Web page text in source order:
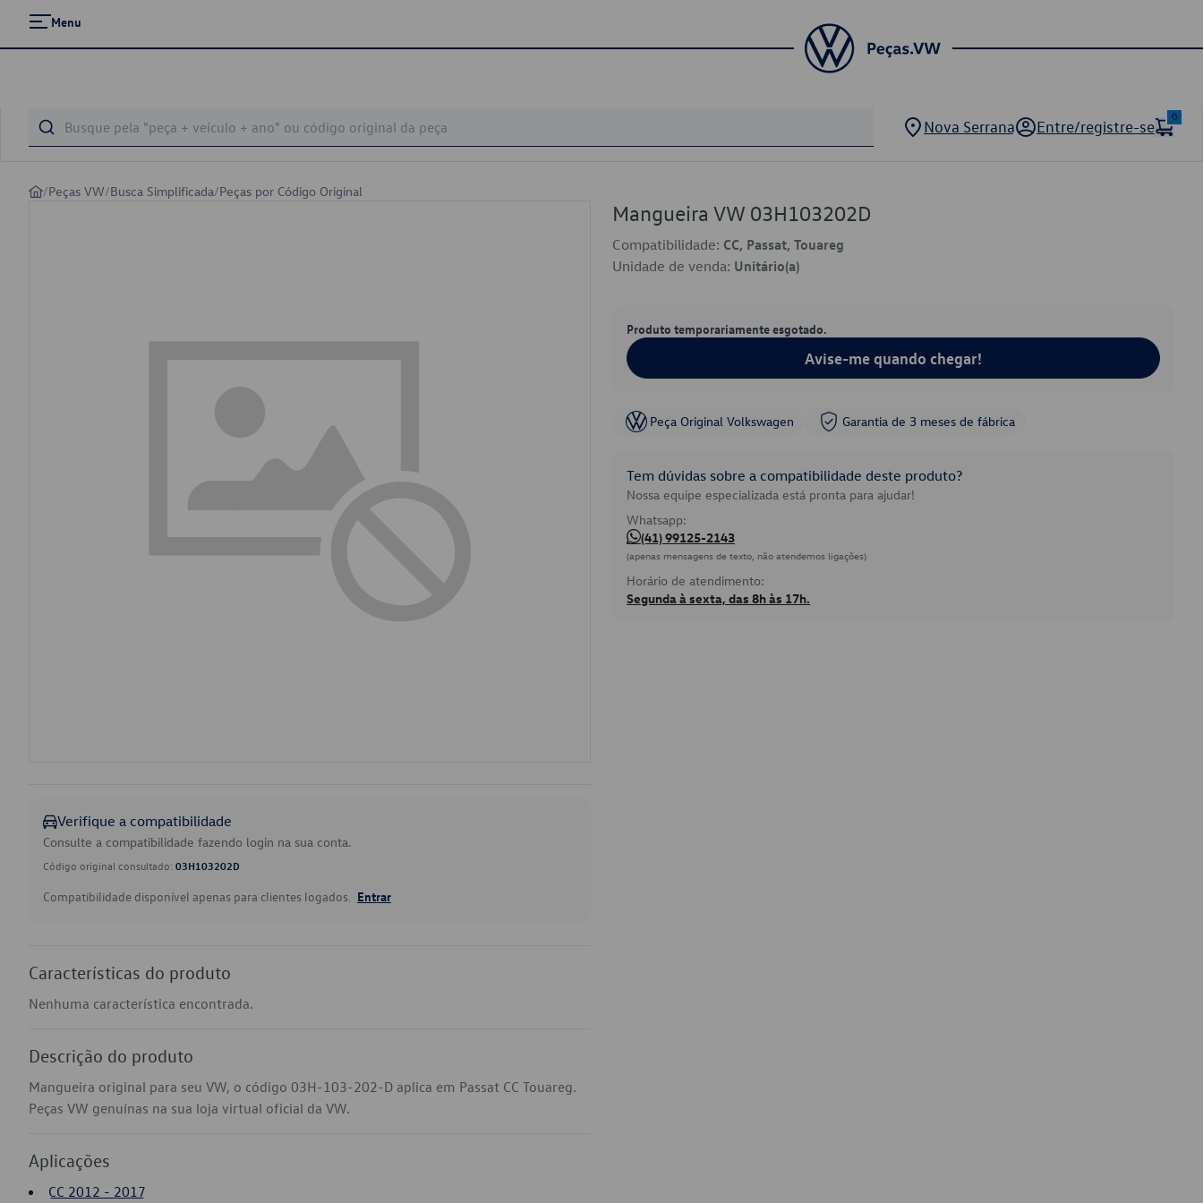
Menu
Nova Serrana Entre/registre-se
0
/Peças VW/Busca Simplificada/Peças por Código Original
Verifique a compatibilidade
Consulte a compatibilidade fazendo login na sua conta.
Código original consultado: 03H103202D
Compatibilidade disponível apenas para clientes logados. Entrar
Características do produto
Nenhuma característica encontrada.
Descrição do produto
Mangueira original para seu VW, o código 03H-103-202-D aplica em Passat CC Touareg.
Peças VW genuínas na sua loja virtual oficial da VW.
Aplicações
CC 2012 - 2017
Mangueira VW 03H103202D
Compatibilidade: CC, Passat, Touareg
Unidade de venda: Unitário(a)
Produto temporariamente esgotado.
Avise-me quando chegar!
Peça Original Volkswagen Garantia de 3 meses de fábrica
Tem dúvidas sobre a compatibilidade deste produto?
Nossa equipe especializada está pronta para ajudar!
Whatsapp:
(41) 99125-2143
(apenas mensagens de texto, não atendemos ligações)
Horário de atendimento:
Segunda à sexta, das 8h às 17h.